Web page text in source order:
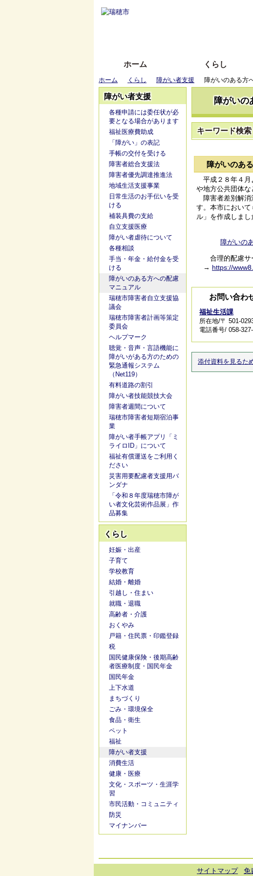
ホーム くらし
ホーム くらし 障がい者支援 障がいのある方
障がい者支援
各種申請には委任状が必
要となる場合があります
福祉医療費助成
「障がい」の表記
手帳の交付を受ける
障害者総合支援法
障害者優先調達推進法
地域生活支援事業
日常生活のお手伝いを受
ける
補装具費の支給
自立支援医療
障がい者虐待について
各種相談
手当・年金・給付金を受
ける
障がいのある方への配慮
マニュアル
瑞穂市障害者自立支援協
議会
瑞穂市障害者計画等策定
委員会
ヘルプマーク
聴覚・音声・言語機能に
障がいがある方のための
緊急通報システム
（Net119）
有料道路の割引
障がい者技能競技大会
障害者週間について
瑞穂市障害者短期宿泊事
業
障がい者手帳アプリ「ミ
ライロID」について
福祉有償運送をご利用く
ださい
災害用要配慮者支援用バ
ンダナ
「令和８年度瑞穂市障が
い者文化芸術作品展」作
品募集
くらし
妊娠・出産
子育て
学校教育
結婚・離婚
引越し・住まい
就職・退職
高齢者・介護
おくやみ
戸籍・住民票・印鑑登録
税
国民健康保険・後期高齢
者医療制度・国民年金
国民年金
上下水道
まちづくり
ごみ・環境保全
食品・衛生
ペット
福祉
障がい者支援
消費生活
健康・医療
文化・スポーツ・生涯学
習
市民活動・コミュニティ
防災
マイナンバー
障がいの
キーワード検索
障がいのあ
平成２８年４月
や地方公共団体な
障害者差別解消
す。本市におい
ル」を作成しまし
障がいの
合理的配慮サ
→ https://
お問い合わ
福祉生活課
所在地/〒 501-
電話番号/ 058-
添付資料を見るた
サイトマップ 免